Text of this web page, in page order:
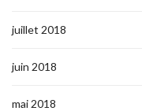
juillet 2018
juin 2018
mai 2018